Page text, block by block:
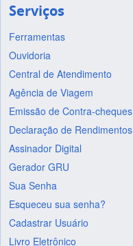
Serviços
Ferramentas
Ouvidoria
Central de Atendimento
Agência de Viagem
Emissão de Contra-cheques
Declaração de Rendimentos
Assinador Digital
Gerador GRU
Sua Senha
Esqueceu sua senha?
Cadastrar Usuário
Livro Eletrônico